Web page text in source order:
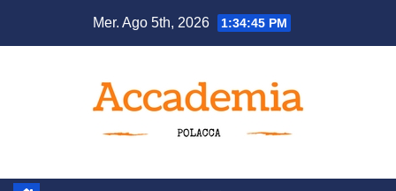
Mer. Ago 5th, 2026 1:34:45 PM